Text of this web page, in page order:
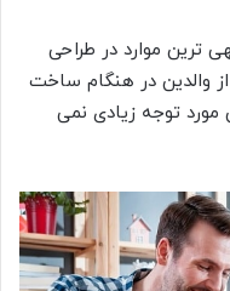
ترین موارد در طراحی
از والدین در هنگام ساخت
مورد توجه زیادی نمی